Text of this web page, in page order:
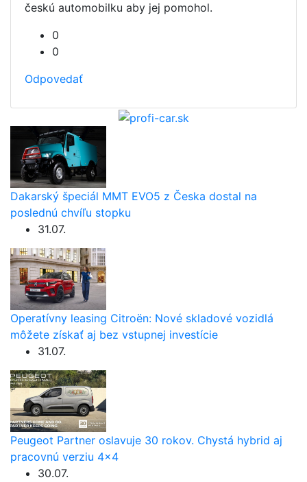
českú automobilku aby jej pomohol.
0
0
Odpovedať
Dakarský špeciál MMT EVO5 z Česka dostal na
poslednú chvíľu stopku
31.07.
Operatívny leasing Citroën: Nové skladové vozidlá
môžete získať aj bez vstupnej investície
31.07.
Peugeot Partner oslavuje 30 rokov. Chystá hybrid aj
pracovnú verziu 4×4
30.07.